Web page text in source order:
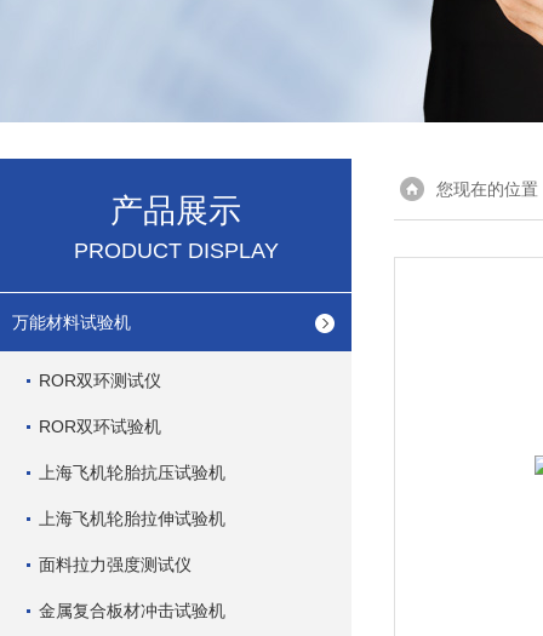
产品展示
PRODUCT DISPLAY
万能材料试验机
ROR双环测试仪
ROR双环试验机
上海飞机轮胎抗压试验机
上海飞机轮胎拉伸试验机
面料拉力强度测试仪
金属复合板材冲击试验机
您现在的位置